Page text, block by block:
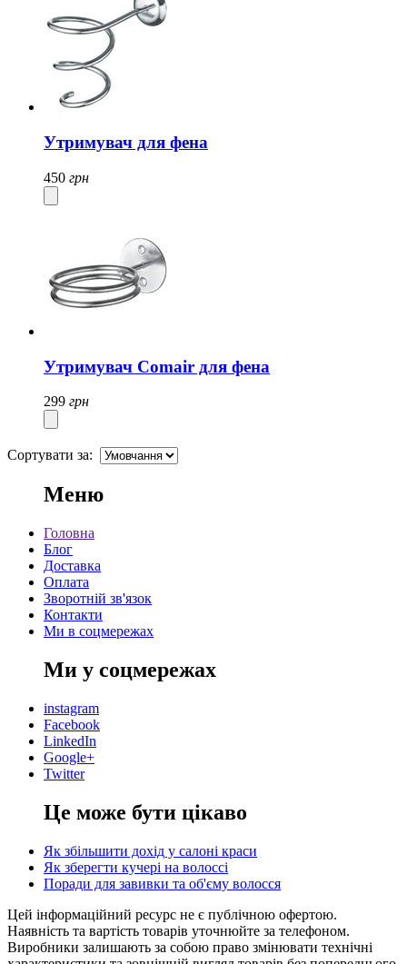
Утримувач для фена
450 грн
Утримувач Comair для фена
299 грн
Сортувати за:
Меню
Головна
Блог
Доставка
Оплата
Зворотній зв'язок
Контакти
Ми в соцмережах
Ми у соцмережах
instagram
Facebook
LinkedIn
Google+
Twitter
Це може бути цікаво
Як збільшити дохід у салоні краси
Як зберегти кучері на волоссі
Поради для завивки та об'єму волосся
Цей інформаційний ресурс не є публічною офертою.
Наявність та вартість товарів уточнюйте за телефоном.
Виробники залишають за собою право змінювати технічні